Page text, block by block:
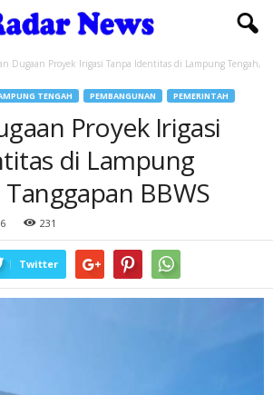
Dugaan Proyek Irigasi Tanpa Identitas di Lampung Tengah,
TENGAH PEMBANGUNAN PEMERINTAH
Proyek Irigasi
di Lampung
BBWS
231
Twitter